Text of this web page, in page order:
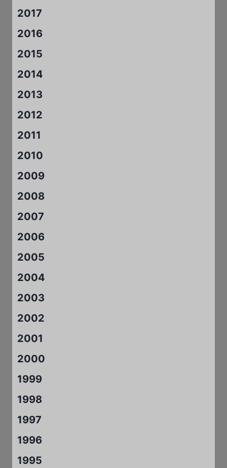
2017
2016
2015
2014
2013
2012
2011
2010
2009
2008
2007
2006
2005
2004
2003
2002
2001
2000
1999
1998
1997
1996
1995